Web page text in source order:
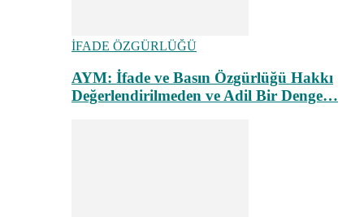
İFADE ÖZGÜRLÜĞÜ
AYM: İfade ve Basın Özgürlüğü Hakkı
Değerlendirilmeden ve Adil Bir Denge…